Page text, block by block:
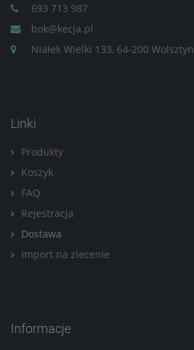
693 713 987
bok@kecja.pl
Niałek Wielki 133, 64-200 Wolsztyn
Linki
Produkty
Koszyk
FAQ
Rejestracja
Dostawa
Import na zlecenie
Informacje